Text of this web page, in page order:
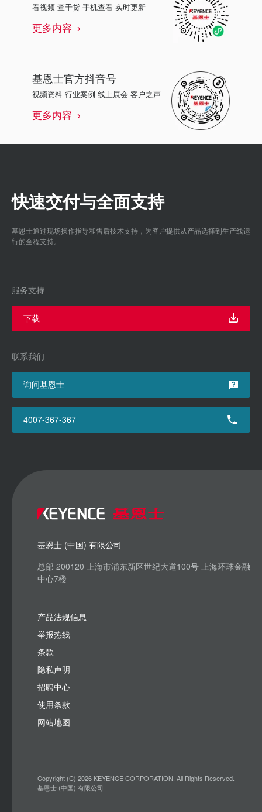
看视频 查干货 手机查看 实时更新
更多内容
基恩士官方抖音号
视频资料 行业案例 线上展会 客户之声
更多内容
快速交付与全面支持
基恩士通过现场操作指导和售后技术支持，为客户提供从产品选择到生产线运
行的全程支持。
服务支持
下载
联系我们
询问基恩士
4007-367-367
基恩士 (中国) 有限公司
总部 200120 上海市浦东新区世纪大道100号 上海环球金融
中心7楼
产品法规信息
举报热线
条款
隐私声明
招聘中心
使用条款
网站地图
Copyright (C) 2026 KEYENCE CORPORATION. All Rights Reserved.
基恩士 (中国) 有限公司